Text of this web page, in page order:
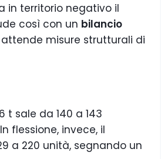
in territorio negativo il
così con un bilancio
misure strutturali di
t sale da 140 a 143
flessione, invece, il
a 220 unità, segnando un